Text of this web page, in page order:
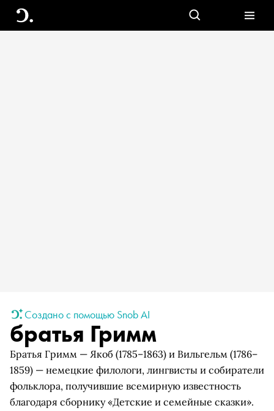
Создано с помощью Snob AI
братья Гримм
Братья Гримм — Якоб (1785–1863) и Вильгельм (1786–
1859) — немецкие филологи, лингвисты и собиратели
фольклора, получившие всемирную известность
благодаря сборнику «Детские и семейные сказки».